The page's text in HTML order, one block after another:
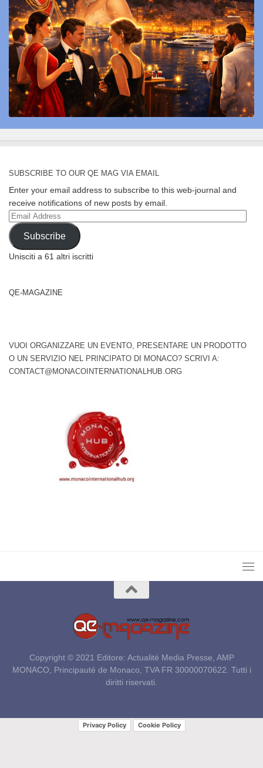
SUBSCRIBE TO OUR QE MAG VIA EMAIL
Enter your email address to subscribe to this web-journal and
receive notifications of new posts by email.
Email
Address
Subscribe
Unisciti a 61 altri iscritti
QE-MAGAZINE
VUOI ORGANIZZARE UN EVENTO, PRESENTARE UN PRODOTTO
O UN SERVIZIO NEL PRINCIPATO DI MONACO? SCRIVI A:
CONTACT@MONACOINTERNATIONALHUB.ORG
Copyright © 2021 Editore: Actualité Media Presse, AMP
MONACO, Principauté de Monaco, TVA FR 30000070622. Tutti i
diritti riservati.
Privacy Policy Cookie Policy